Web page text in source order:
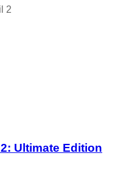
2
Ultimate Edition